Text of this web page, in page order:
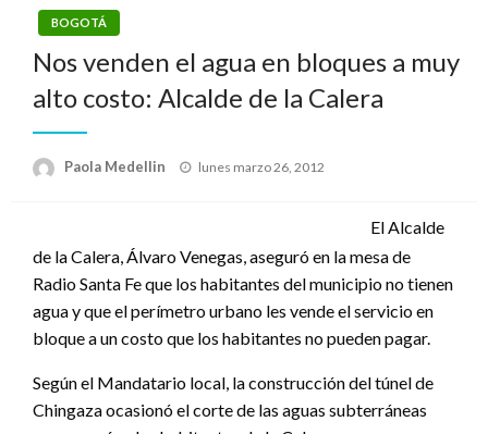
BOGOTÁ
Nos venden el agua en bloques a muy
alto costo: Alcalde de la Calera
Paola Medellin
Publicado
lunes marzo 26, 2012
El Alcalde
de la Calera, Álvaro Venegas, aseguró en la mesa de
Radio Santa Fe que los habitantes del municipio no tienen
agua y que el perímetro urbano les vende el servicio en
bloque a un costo que los habitantes no pueden pagar.
Según el Mandatario local, la construcción del túnel de
Chingaza ocasionó el corte de las aguas subterráneas